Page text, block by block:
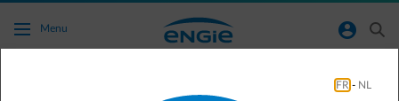
Ga naar de hoofdinhoud
Menu normal-account-circle search
FR - NL